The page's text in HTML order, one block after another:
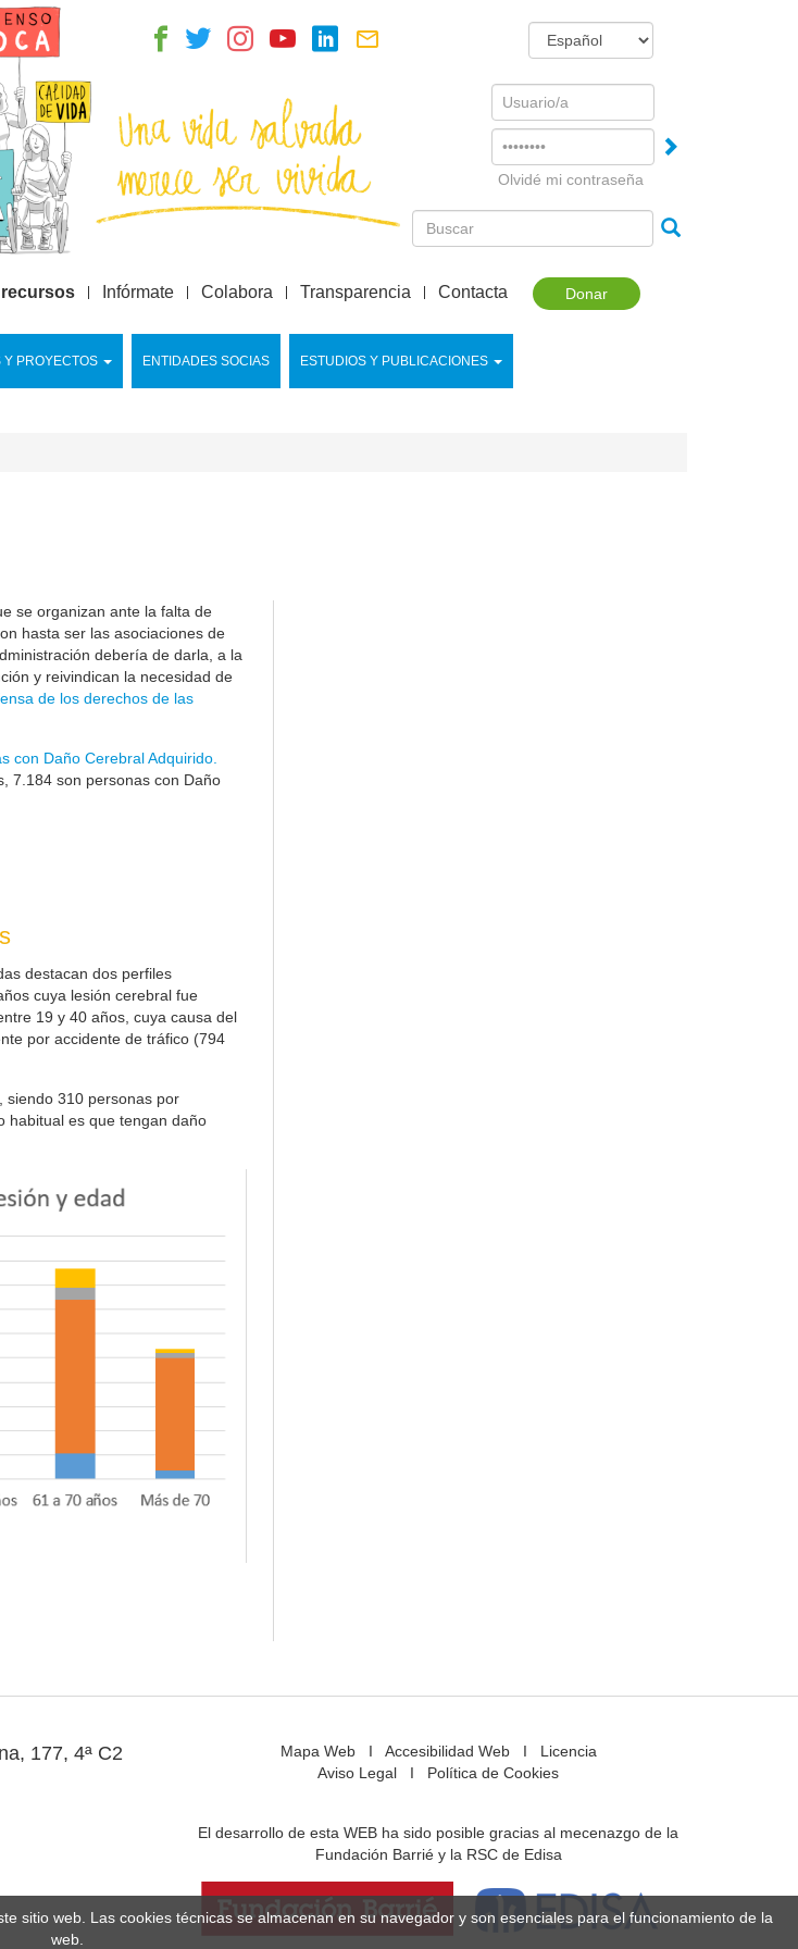
Username
Olvidé mi contraseña
Donar
Y PROYECTOS ENTIDADES SOCIAS ESTUDIOS Y PUBLICACIONES
recursos Infórmate Colabora Transparencia Contacta
se organizan ante la falta de
hasta ser las asociaciones de
debería de darla, a la
y reivindican la necesidad de
de los derechos de las
con Daño Cerebral Adquirido.
7.184 son personas con Daño
destacan dos perfiles
cuya lesión cerebral fue
19 y 40 años, cuya causa del
por accidente de tráfico (794
siendo 310 personas por
habitual es que tengan daño
177, 4ª C2
Mapa WebI Accesibilidad WebI Licencia
Aviso Legal I Política de Cookies
El desarrollo de esta WEB ha sido posible gracias al mecenazgo de la
Fundación Barrié y la RSC de Edisa
sitio web. Las cookies técnicas se almacenan en su navegador y son esenciales para el funcionamiento de la
web.